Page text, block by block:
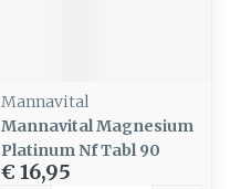
Mannavital
Mannavital Magnesium
Platinum Nf Tabl 90
€ 16,95